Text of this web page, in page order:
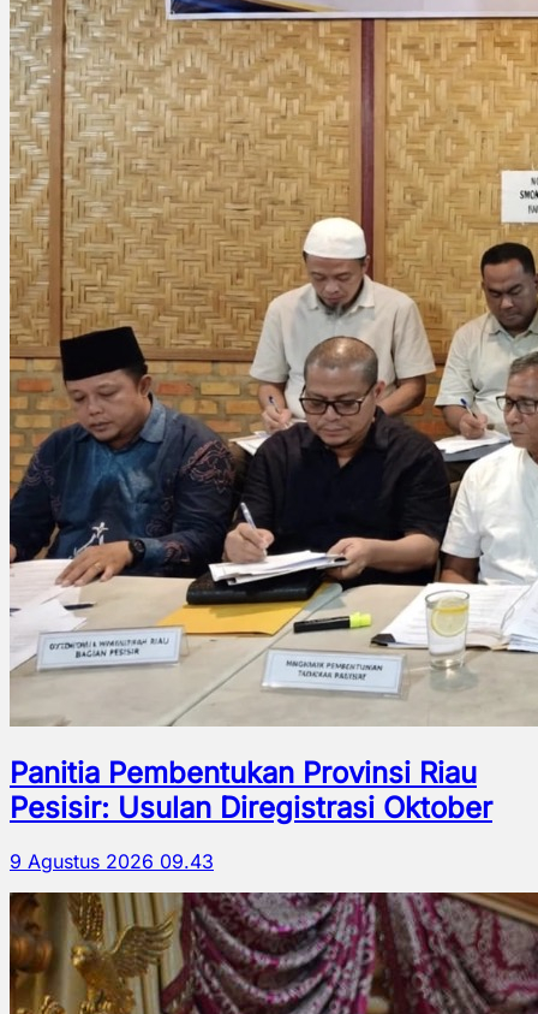
Panitia Pembentukan Provinsi Riau
Pesisir: Usulan Diregistrasi Oktober
9 Agustus 2026 09.43